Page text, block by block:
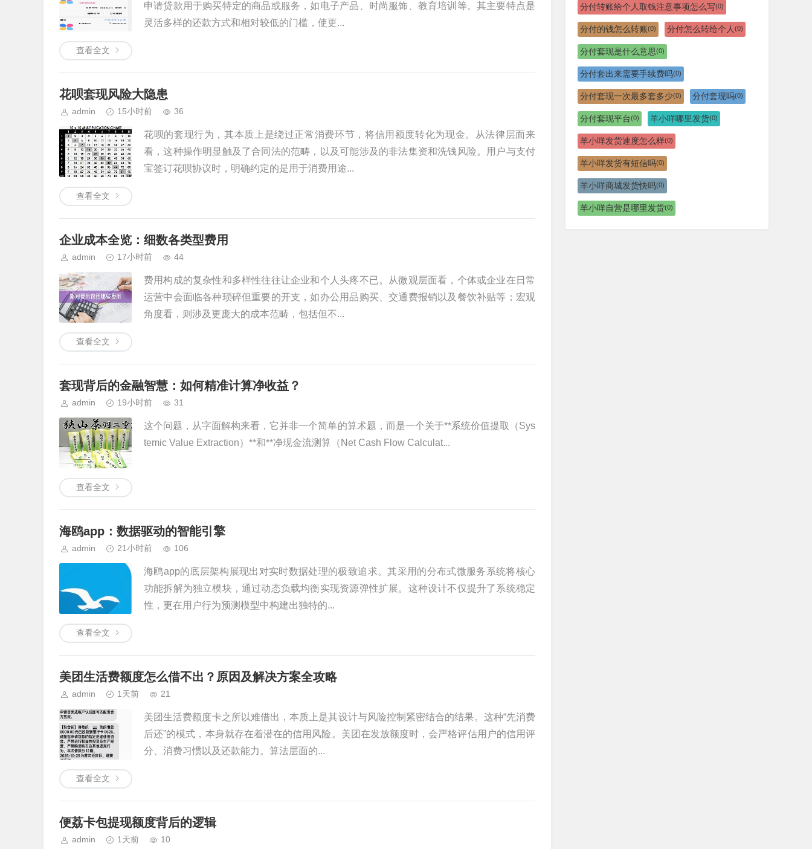
申请贷款用于购买特定的商品或服务，如电子产品、时尚服饰、教育培训等。其主要特点是
灵活多样的还款方式和相对较低的门槛，使更...
查看全文
花呗套现风险大隐患
admin 15小时前 36
花呗的套现行为，其本质上是绕过正常消费环节，将信用额度转化为现金。从法律层面来
看，这种操作明显触及了合同法的范畴，以及可能涉及的非法集资和洗钱风险。用户与支付
宝签订花呗协议时，明确约定的是用于消费用途...
查看全文
企业成本全览：细数各类型费用
admin 17小时前 44
费用构成的复杂性和多样性往往让企业和个人头疼不已。从微观层面看，个体或企业在日常
运营中会面临各种琐碎但重要的开支，如办公用品购买、交通费报销以及餐饮补贴等；宏观
角度看，则涉及更庞大的成本范畴，包括但不...
查看全文
套现背后的金融智慧：如何精准计算净收益？
admin 19小时前 31
这个问题，从字面解构来看，它并非一个简单的算术题，而是一个关于**系统价值提取（Sys
temic Value Extraction）**和**净现金流测算（Net Cash Flow Calculat...
查看全文
海鸥app：数据驱动的智能引擎
admin 21小时前 106
海鸥app的底层架构展现出对实时数据处理的极致追求。其采用的分布式微服务系统将核心
功能拆解为独立模块，通过动态负载均衡实现资源弹性扩展。这种设计不仅提升了系统稳定
性，更在用户行为预测模型中构建出独特的...
查看全文
美团生活费额度怎么借不出？原因及解决方案全攻略
admin 1天前 21
美团生活费额度卡之所以难借出，本质上是其设计与风险控制紧密结合的结果。这种“先消费
后还”的模式，本身就存在着潜在的信用风险。美团在发放额度时，会严格评估用户的信用评
分、消费习惯以及还款能力。算法层面的...
查看全文
便荔卡包提现额度背后的逻辑
admin 1天前 10
分付转账给个人取钱注意事项怎么写(0)
分付的钱怎么转账(0) 分付怎么转给个人 (0)
分付套现是什么意思(0)
分付套出来需要手续费吗(0)
分付套现一次最多套多少(0) 分付套现吗(0)
分付套现平台(0) 羊小咩哪里发货(0)
羊小咩发货速度怎么样(0)
羊小咩发货有短信吗(0)
羊小咩商城发货快吗(0)
羊小咩自营是哪里发货(0)